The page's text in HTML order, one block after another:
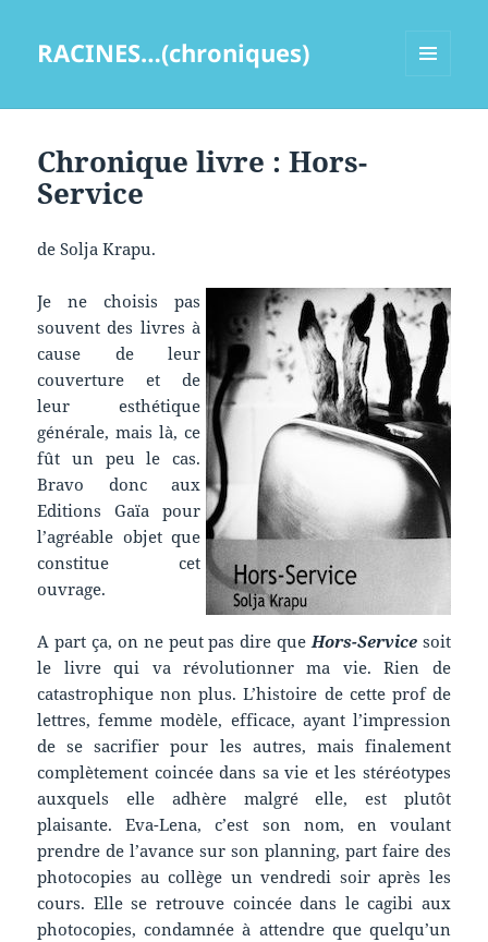
RACINES…(chroniques)
Chronique livre : Hors-
Service
de Solja Krapu.
Je ne choisis pas
souvent des livres à
cause de leur
couverture et de
leur esthétique
générale, mais là, ce
fût un peu le cas.
Bravo donc aux
Editions Gaïa pour
l’agréable objet que
constitue cet
ouvrage.
A part ça, on ne peut pas dire queHors-Servicesoit
le livre qui va révolutionner ma vie. Rien de
catastrophique non plus. L’histoire de cette prof de
lettres, femme modèle, efficace, ayant l’impression
de se sacrifier pour les autres, mais finalement
complètement coincée dans sa vie et les stéréotypes
auxquels elle adhère malgré elle, est plutôt
plaisante. Eva-Lena, c’est son nom, en voulant
prendre de l’avance sur son planning, part faire des
photocopies au collège un vendredi soir après les
cours. Elle se retrouve coincée dans le cagibi aux
photocopies, condamnée à attendre que quelqu’un